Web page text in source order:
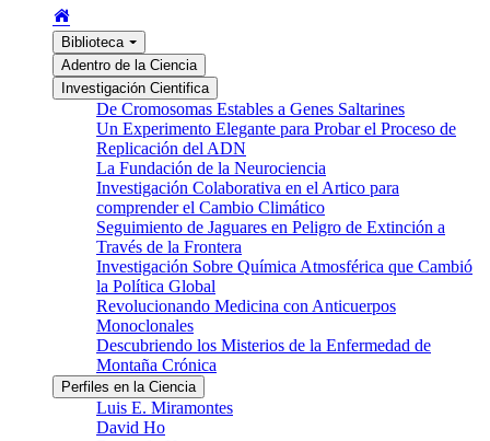
Biblioteca
Adentro de la Ciencia
Investigación Cientifica
De Cromosomas Estables a Genes Saltarines
Un Experimento Elegante para Probar el Proceso de
Replicación del ADN
La Fundación de la Neurociencia
Investigación Colaborativa en el Artico para
comprender el Cambio Climático
Seguimiento de Jaguares en Peligro de Extinción a
Través de la Frontera
Investigación Sobre Química Atmosférica que Cambió
la Política Global
Revolucionando Medicina con Anticuerpos
Monoclonales
Descubriendo los Misterios de la Enfermedad de
Montaña Crónica
Perfiles en la Ciencia
Luis E. Miramontes
David Ho